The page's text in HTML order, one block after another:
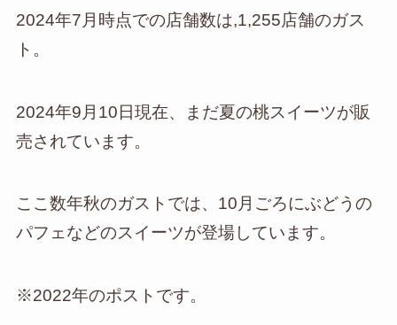
2024年7月時点での店舗数は,1,255店舗のガス
ト。
2024年9月10日現在、まだ夏の桃スイーツが販
売されています。
ここ数年秋のガストでは、10月ごろにぶどうの
パフェなどのスイーツが登場しています。
※2022年のポストです。